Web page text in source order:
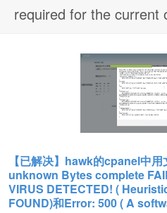
required for the current
【已解决】hawk的cpanel中
unknown Bytes complete
VIRUS DETECTED! (
FOUND)和Error: 500 ( A